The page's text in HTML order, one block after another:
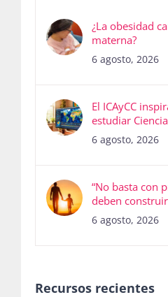
¿La obesidad
materna?
6 agosto, 2026
El ICAyCC
estudiar
6 agosto, 2026
“No basta con
deben
6 agosto, 2026
Recursos recientes